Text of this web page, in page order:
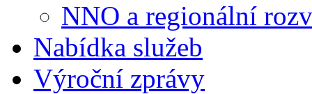
NNO a regionální
Nabídka služeb
Výroční zprávy